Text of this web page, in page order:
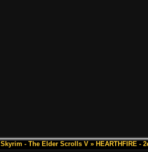
Skyrim - The Elder Scrolls V » HEARTHFIRE -